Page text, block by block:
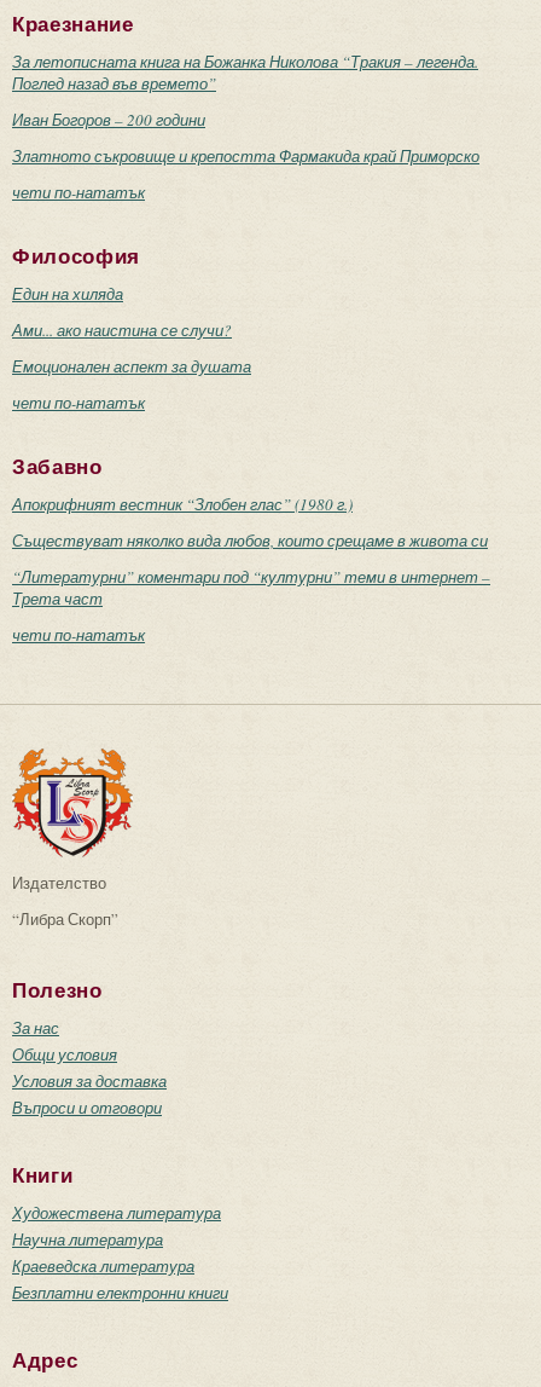
Краезнание
За летописната книга на Божанка Николова “Тракия – легенда.
Поглед назад във времето”
Иван Богоров – 200 години
Златното съкровище и крепостта Фармакида край Приморско
чети по-нататък
Философия
Един на хиляда
Ами... ако наистина се случи?
Емоционален аспект за душата
чети по-нататък
Забавно
Апокрифният вестник “Злобен глас” (1980 г.)
Съществуват няколко вида любов, които срещаме в живота си
“Литературни” коментари под “културни” теми в интернет –
Трета част
чети по-нататък
Издателство
“Либра Скорп”
Полезно
За нас
Общи условия
Условия за доставка
Въпроси и отговори
Книги
Художествена литература
Научна литература
Краеведска литература
Безплатни електронни книги
Адрес